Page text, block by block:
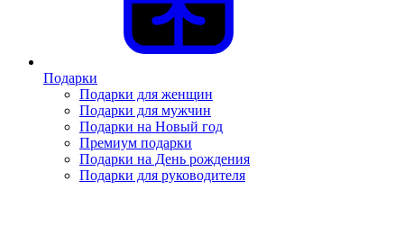
Подарки
Подарки для женщин
Подарки для мужчин
Подарки на Новый год
Премиум подарки
Подарки на День рождения
Подарки для руководителя